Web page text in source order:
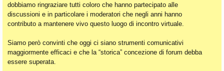
pi
di
dobbiamo ringraziare tutti coloro che hanno partecipato alle
discussioni e in particolare i moderatori che negli anni hanno
contributo a mantenere vivo questo luogo di incontro virtuale.
Siamo però convinti che oggi ci siano strumenti comunicativi
maggiormente efficaci e che la “storica” concezione di forum debba
essere superata.